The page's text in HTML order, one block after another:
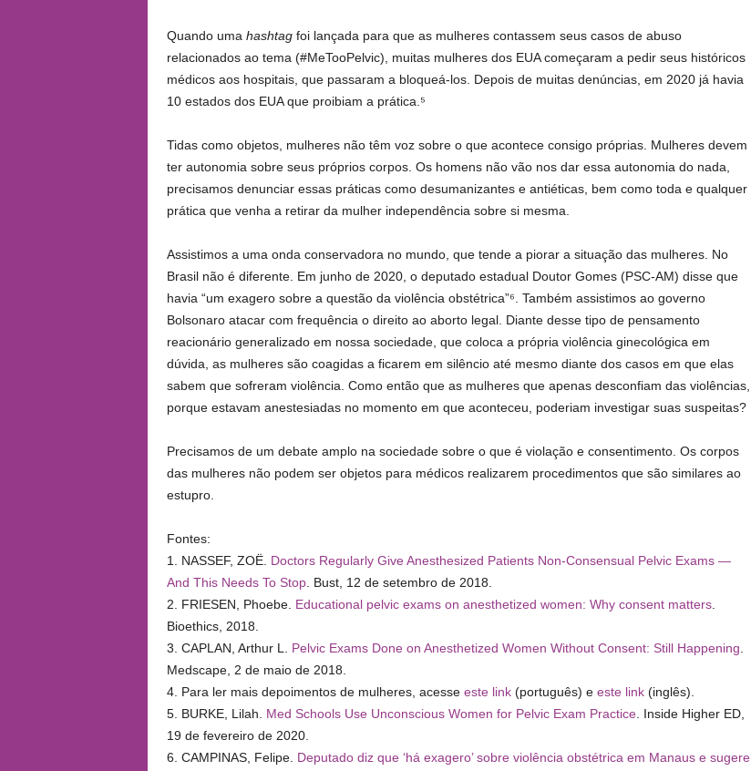
Quando uma hashtagfoi lançada para que as mulheres contassem seus casos de abuso
relacionados ao tema (#MeTooPelvic), muitas mulheres dos EUA começaram a pedir seus históricos
médicos aos hospitais, que passaram a bloqueá-los. Depois de muitas denúncias, em 2020 já havia
10 estados dos EUA que proibiam a prática.⁵
Tidas como objetos, mulheres não têm voz sobre o que acontece consigo próprias. Mulheres devem
ter autonomia sobre seus próprios corpos. Os homens não vão nos dar essa autonomia do nada,
precisamos denunciar essas práticas como desumanizantes e antiéticas, bem como toda e qualquer
prática que venha a retirar da mulher independência sobre si mesma.
Assistimos a uma onda conservadora no mundo, que tende a piorar a situação das mulheres. No
Brasil não é diferente. Em junho de 2020, o deputado estadual Doutor Gomes (PSC-AM) disse que
havia “um exagero sobre a questão da violência obstétrica”⁶. Também assistimos ao governo
Bolsonaro atacar com frequência o direito ao aborto legal. Diante desse tipo de pensamento
reacionário generalizado em nossa sociedade, que coloca a própria violência ginecológica em
dúvida, as mulheres são coagidas a ficarem em silêncio até mesmo diante dos casos em que elas
sabem que sofreram violência. Como então que as mulheres que apenas desconfiam das violências,
porque estavam anestesiadas no momento em que aconteceu, poderiam investigar suas suspeitas?
Precisamos de um debate amplo na sociedade sobre o que é violação e consentimento. Os corpos
das mulheres não podem ser objetos para médicos realizarem procedimentos que são similares ao
estupro.
Fontes:
1. NASSEF, ZOË. Doctors Regularly Give Anesthesized Patients Non-Consensual Pelvic Exams —
And This Needs To Stop. Bust, 12 de setembro de 2018.
2. FRIESEN, Phoebe. Educational pelvic exams on anesthetized women: Why consent matters.
Bioethics, 2018.
3. CAPLAN, Arthur L. Pelvic Exams Done on Anesthetized Women Without Consent: Still Happening
Medscape, 2 de maio de 2018.
4. Para ler mais depoimentos de mulheres, acesse este link(português) e este link (inglês).
5. BURKE, Lilah. Med Schools Use Unconscious Women for Pelvic Exam Practice. Inside Higher ED,
19 de fevereiro de 2020.
6. CAMPINAS, Felipe. Deputado diz que ‘há exagero’ sobre violência obstétrica em Manaus e sugere